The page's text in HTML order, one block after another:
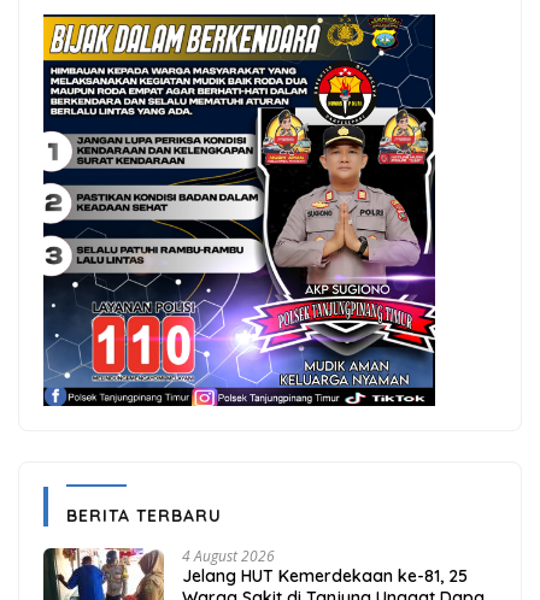
BERITA TERBARU
4 August 2026
Jelang HUT Kemerdekaan ke-81, 25